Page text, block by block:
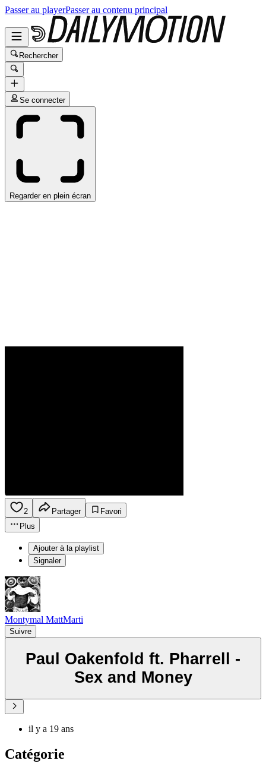
Passer au playerPasser au contenu principal
Rechercher
Se connecter
Regarder en plein écran
2 Partager
Favori
Plus
Ajouter à la playlist
Signaler
Montymal MattMarti
Suivre
Paul Oakenfold ft. Pharrell -
Sex and Money
il y a 19 ans
Catégorie